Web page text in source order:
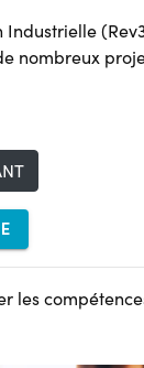
nombreux
les